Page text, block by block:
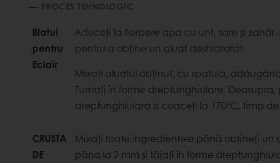
PROCES TEHNOLOGIC
Blatul
pentru
Eclair
Aduceți la fierbere apa cu unt, sare și
pentru a obține un aluat deshidratat.
Mixați aluatul obținut, cu spatula,
Turnați în forme dreptunghiulare.
dreptunghiulară și coaceți la 170°C, timp
CRUSTA
DE
Mixați toate ingredientele până obțineți un
pâna la 2 mm și tăiați în forme